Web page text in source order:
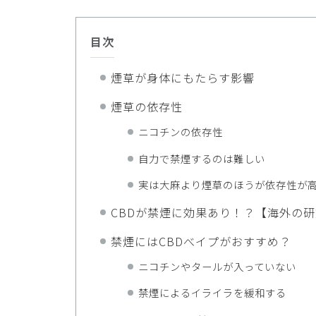
目次
煙草が身体にもたらす影響
煙草の依存性
ニコチンの依存性
自力で禁煙するのは難しい
実は大麻より煙草のほうが依存性が
CBDが禁煙に効果あり！？【海外の研
禁煙にはCBDべイプがおすすめ？
ニコチンやタールが入っていない
禁煙によるイライラを緩和する